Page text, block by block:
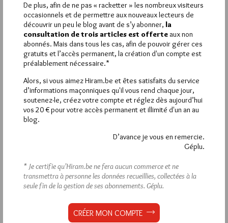
La rédaction de commentaires est
réservée aux abonnés.
commentaires, vous devez :
VOUS INSCRIRE
Hier mercredi 5 août 2026, Hiram.be a reçu
3 322 pagesont été lues (Source :
De plus, afin de ne pas « racketter » les nombreux visiteurs
occasionnels et de permettre aux nouveaux lecteurs de
découvrir un peu le blog avant de s’y abonner, la
consultation de trois articles est offerte aux non
abonnés. Mais dans tous les cas, afin de pouvoir gérer ces
gratuits et l’accès permanent, la création d'un compte est
préalablement nécessaire.*
Alors, si vous aimez Hiram.be et êtes satisfaits du service
d’informations maçonniques qu'il vous rend chaque jour,
soutenez-le, créez votre compte et réglez dès aujourd’hui
vos 20 € pour votre accès permanent et illimité d'un an au
blog.
D’avance je vous en remercie.
Géplu.
* Je certifie qu’Hiram.be ne fera aucun commerce et ne
transmettra à personne les données recueillies, collectées à la
seule fin de la gestion de ses abonnements. Géplu.
CRÉER MON COMPTE